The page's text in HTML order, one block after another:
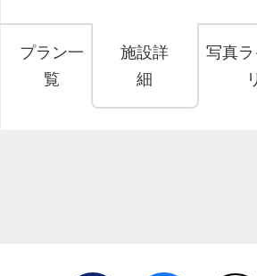
プラン一
覧
施設詳
細
写真ラ